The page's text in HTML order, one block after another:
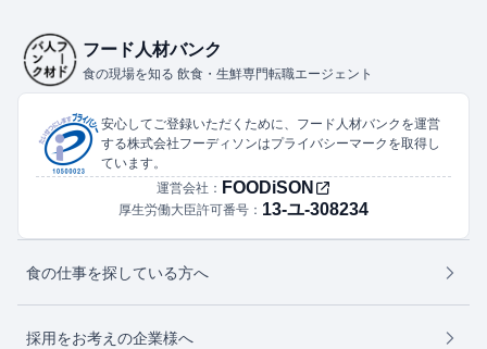
フード人材バンク
食の現場を知る 飲食・生鮮専門転職エージェント
安心してご登録いただくために、フード人材バンクを運営
する株式会社フーディソンはプライバシーマークを取得し
ています。
運営会社： FOODiSON
厚生労働大臣許可番号： 13-ユ-308234
食の仕事を探している方へ
採用をお考えの企業様へ